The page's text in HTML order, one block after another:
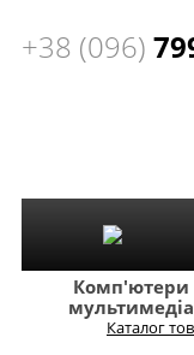
+38 (096)
Комп'ютери
мультимедіа
Каталог